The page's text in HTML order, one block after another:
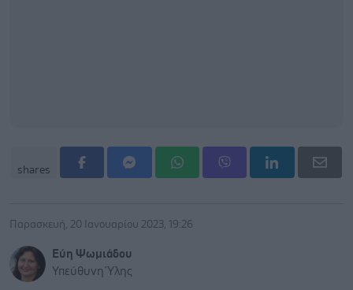
shares
Παρασκευή, 20 Ιανουαρίου 2023, 19:26
Εύη Ψωμιάδου
Υπεύθυνη Ύλης